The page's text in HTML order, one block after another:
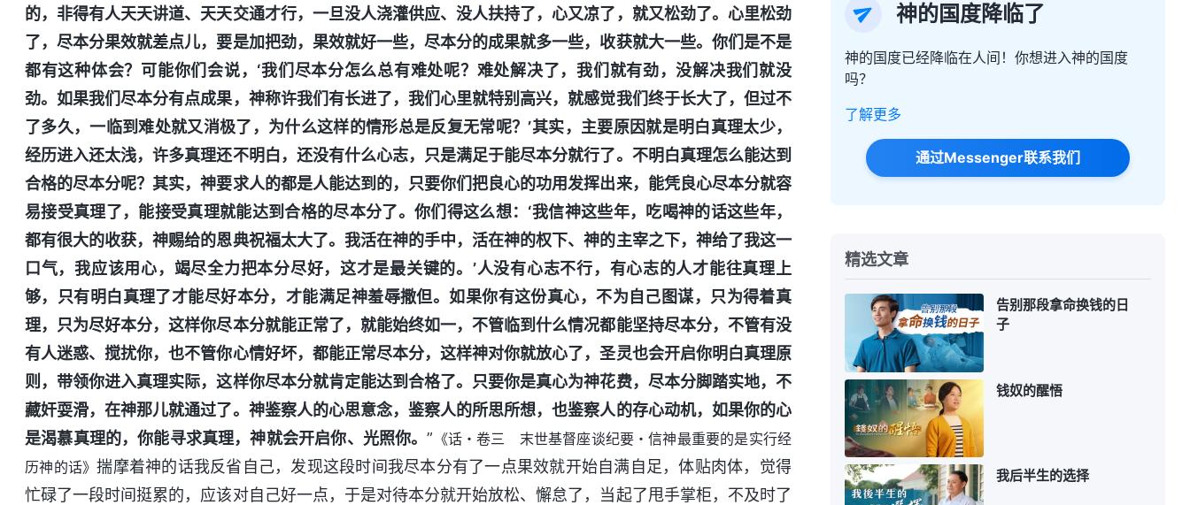
的，非得有人天天讲道、天天交通才行，一旦没人浇灌供应、没人扶持了，心又凉了，就又松劲了。心里松劲
了，尽本分果效就差点儿，要是加把劲，果效就好一些，尽本分的成果就多一些，收获就大一些。你们是不是
都有这种体会？可能你们会说，‘我们尽本分怎么总有难处呢？难处解决了，我们就有劲，没解决我们就没
劲。如果我们尽本分有点成果，神称许我们有长进了，我们心里就特别高兴，就感觉我们终于长大了，但过不
了多久，一临到难处就又消极了，为什么这样的情形总是反复无常呢？’其实，主要原因就是明白真理太少，
经历进入还太浅，许多真理还不明白，还没有什么心志，只是满足于能尽本分就行了。不明白真理怎么能达到
合格的尽本分呢？其实，神要求人的都是人能达到的，只要你们把良心的功用发挥出来，能凭良心尽本分就容
易接受真理了，能接受真理就能达到合格的尽本分了。你们得这么想：‘我信神这些年，吃喝神的话这些年，
都有很大的收获，神赐给的恩典祝福太大了。我活在神的手中，活在神的权下、神的主宰之下，神给了我这一
口气，我应该用心，竭尽全力把本分尽好，这才是最关键的。’人没有心志不行，有心志的人才能往真理上
够，只有明白真理了才能尽好本分，才能满足神羞辱撒但。如果你有这份真心，不为自己图谋，只为得着真
理，只为尽好本分，这样你尽本分就能正常了，就能始终如一，不管临到什么情况都能坚持尽本分，不管有没
有人迷惑、搅扰你，也不管你心情好坏，都能正常尽本分，这样神对你就放心了，圣灵也会开启你明白真理原
则，带领你进入真理实际，这样你尽本分就肯定能达到合格了。只要你是真心为神花费，尽本分脚踏实地，不
藏奸耍滑，在神那儿就通过了。神鉴察人的心思意念，鉴察人的所思所想，也鉴察人的存心动机，如果你的心
是渴慕真理的，你能寻求真理，神就会开启你、光照你。” 《话・卷三 末世基督座谈纪要・信神最重要的是实行经
历神的话》揣摩着神的话我反省自己，发现这段时间我尽本分有了一点果效就开始自满自足，体贴肉体，觉得
忙碌了一段时间挺累的，应该对自己好一点，于是对待本分就开始放松、懈怠了，当起了甩手掌柜，不及时了
神的国度降临了
神的国度已经降临在人间！你想进入神的国度
吗？
了解更多
通过Messenger联系我们
精选文章
告别那段拿命换钱的日
子
钱奴的醒悟
我后半生的选择